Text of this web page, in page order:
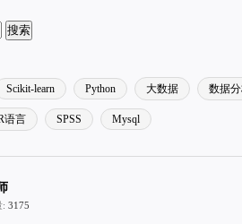
搜索
Scikit-learn Python 大数据 数据
语言 SPSS Mysql
: 3175